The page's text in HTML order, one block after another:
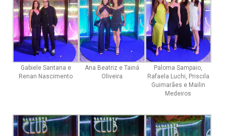
Gabiele Santana e
Renan Nascimento
Ana Beatriz e Tainá
Oliveira
Paloma Sampaio,
Rafaela Luchi, Priscila
Guimarães e Mailin
Medeiros